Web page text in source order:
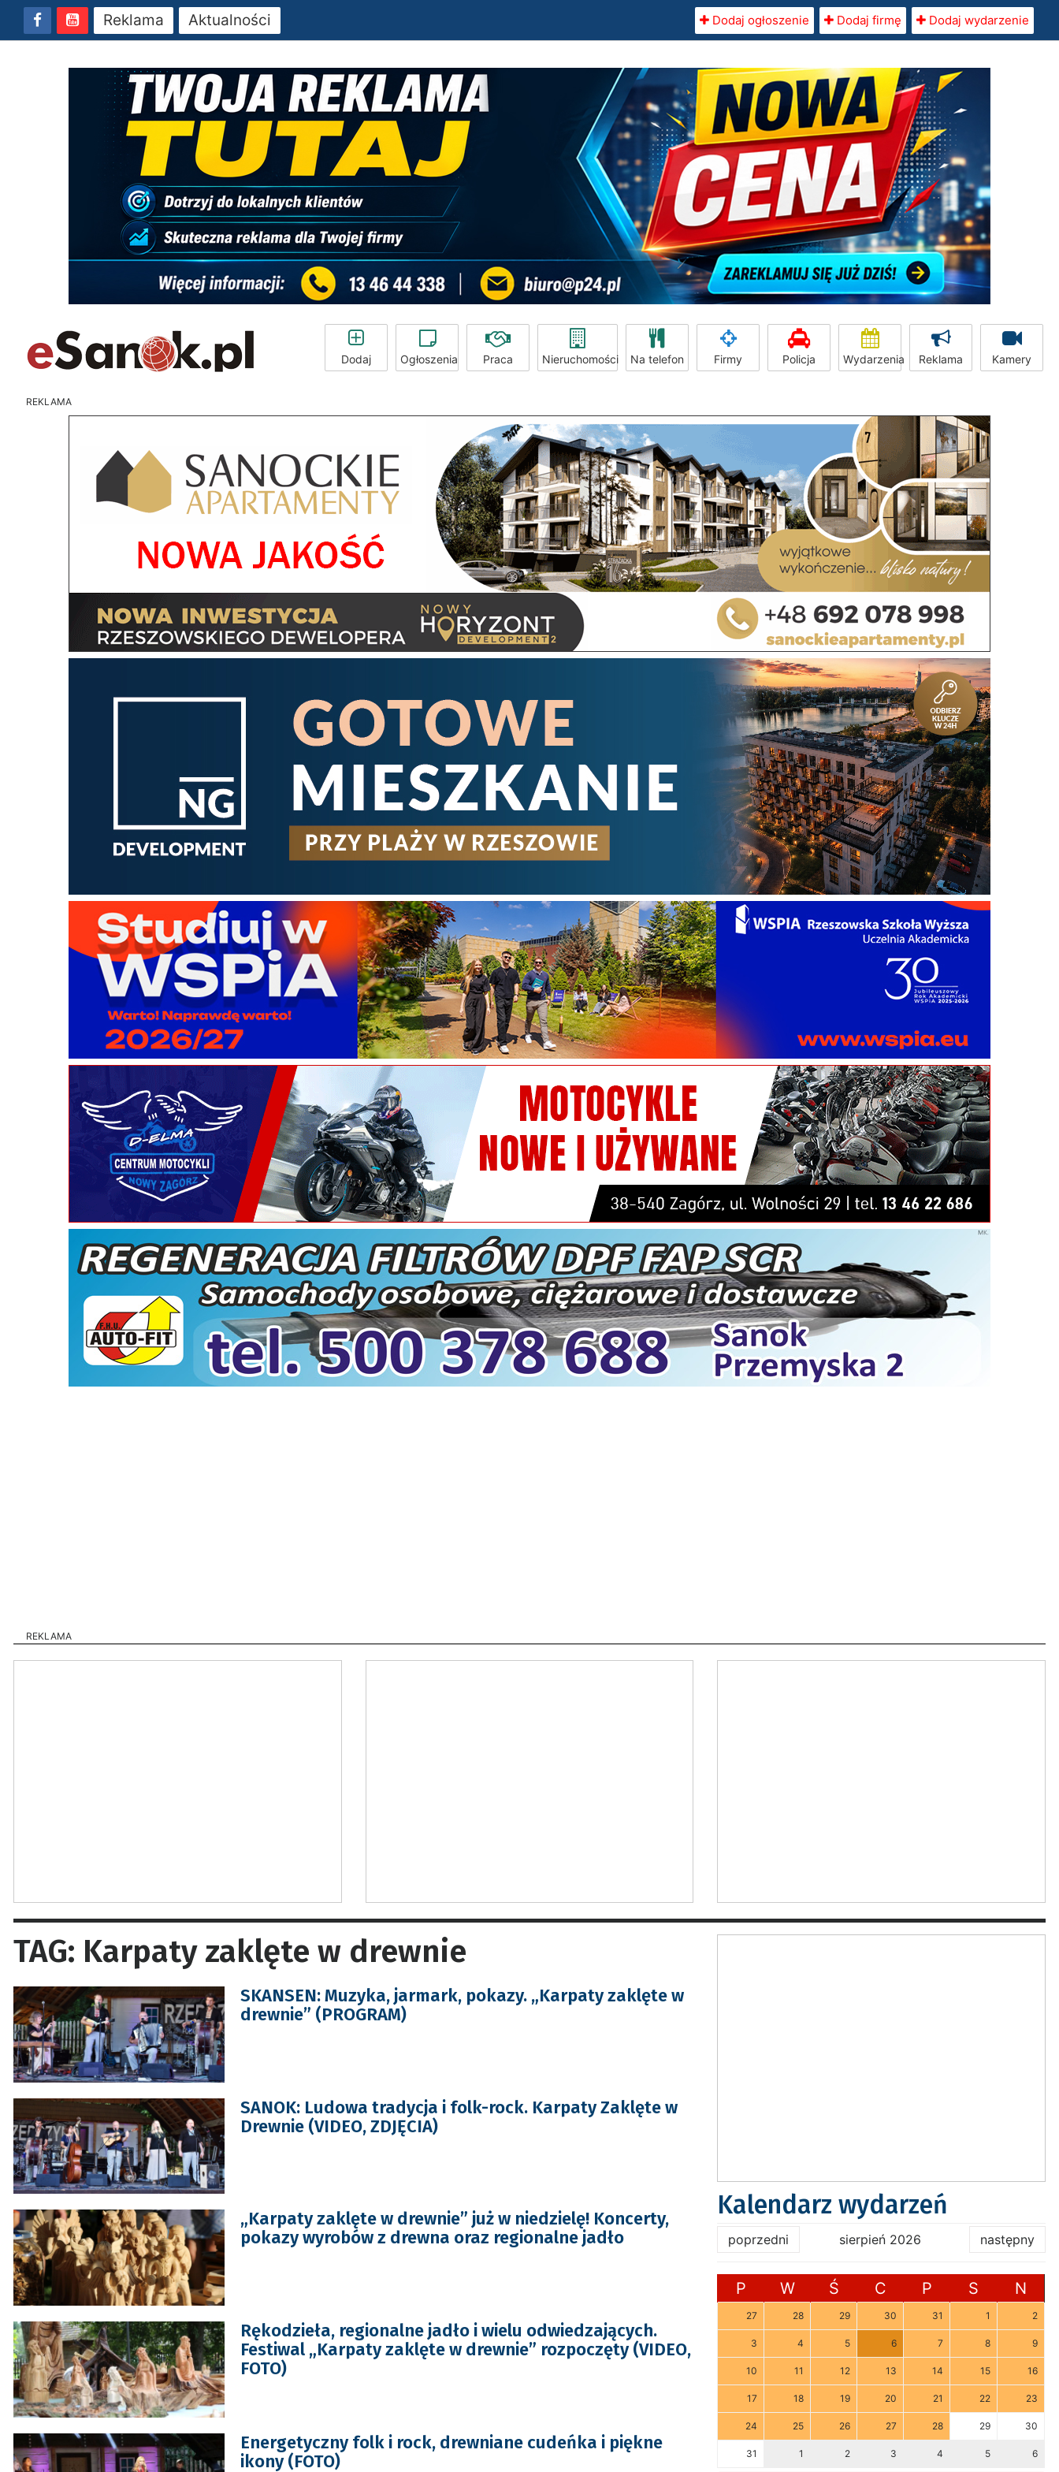
Reklama Aktualności Dodaj ogłoszenie Dodaj firmę Dodaj wydarzenie
Dodaj Ogłoszenia Praca Nieruchomości Na telefon Firmy Policja Wydarzenia Reklama Kamery
REKLAMA
REKLAMA
TAG: Karpaty zaklęte w drewnie
SKANSEN: Muzyka, jarmark, pokazy. „Karpaty zaklęte w
drewnie” (PROGRAM)
SANOK: Ludowa tradycja i folk-rock. Karpaty Zaklęte w
Drewnie (VIDEO, ZDJĘCIA)
„Karpaty zaklęte w drewnie” już w niedzielę! Koncerty,
pokazy wyrobów z drewna oraz regionalne jadło
Rękodzieła, regionalne jadło i wielu odwiedzających.
Festiwal „Karpaty zaklęte w drewnie” rozpoczęty (VIDEO,
FOTO)
Energetyczny folk i rock, drewniane cudeńka i piękne
ikony (FOTO)
Kalendarz wydarzeń
poprzedni sierpień 2026 następny
P W Ś C P S N
27 28 29 30 31 1 2
3 4 5 6 7 8 9
10 11 12 13 14 15 16
17 18 19 20 21 22 23
24 25 26 27 28 29 30
31 1 2 3 4 5 6